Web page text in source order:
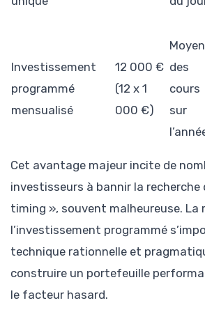
Investissement
programmé
mensualisé
12 000 €
(12 x 1
000 €)
des
cours
sur
Cet avantage majeur incite de
investisseurs à bannir la recherche
timing », souvent malheureuse. La
l’investissement programmé
technique rationnelle et
construire un portefeuille
le facteur hasard.